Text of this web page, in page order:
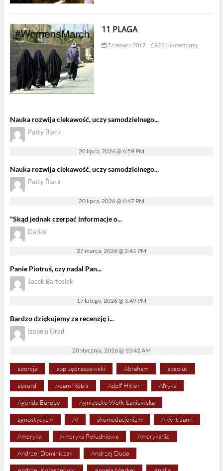
11 PLAGA
7 czerwca 2017 221 komentarzy
Nauka rozwija ciekawość, uczy samodzielnego...
Patty Black
20 lipca, 2026 @ 6:59 PM
Nauka rozwija ciekawość, uczy samodzielnego...
Patty Black
20 lipca, 2026 @ 6:47 PM
"Skąd jednak czerpać informacje o...
Darios
27 marca, 2026 @ 2:41 PM
Panie Piotruś, czy nadal Pan...
Jacek Bartosiak
17 lutego, 2026 @ 3:49 PM
Bardzo dziękujemy za recenzję i...
Izabela Grad
20 stycznia, 2026 @ 10:42 AM
aborcja abp Jędraszewski Abraham absolut
absurd Adam Nobis Adolf Hitler Afryka
Agenda Europe Agnieszko Wołk-Łaniewska
agnostycyzm AI akomodacjonizm Alvert Jann
Ameryka Ameryka Południowa Amerykanie
Andrzej Dominiczak Andrzej Duda